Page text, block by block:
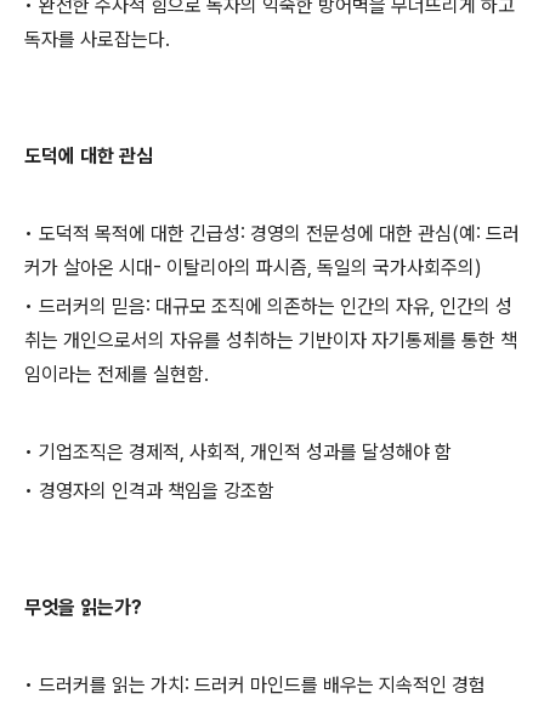
• 완전한 수사적 힘으로 독자의 익숙한 방어벽을 무너뜨리게 하고
독자를 사로잡는다.
도덕에 대한 관심
• 도덕적 목적에 대한 긴급성: 경영의 전문성에 대한 관심(예: 드러
커가 살아온 시대- 이탈리아의 파시즘, 독일의 국가사회주의)
• 드러커의 믿음: 대규모 조직에 의존하는 인간의 자유, 인간의 성
취는 개인으로서의 자유를 성취하는 기반이자 자기통제를 통한 책
임이라는 전제를 실현함.
• 기업조직은 경제적, 사회적, 개인적 성과를 달성해야 함
• 경영자의 인격과 책임을 강조함
무엇을 읽는가?
• 드러커를 읽는 가치: 드러커 마인드를 배우는 지속적인 경험